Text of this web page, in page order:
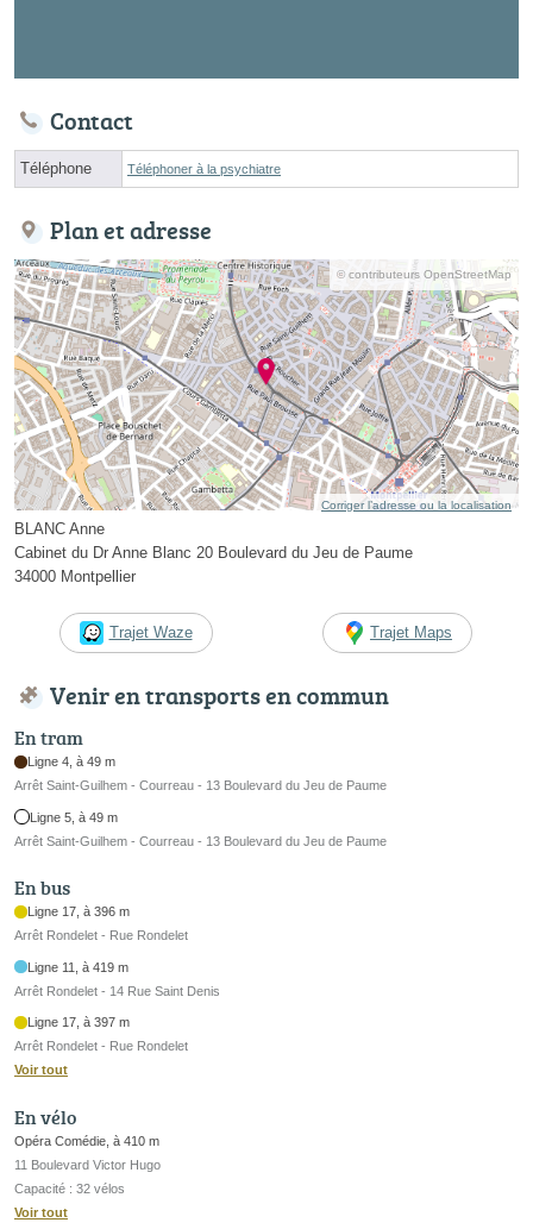
Contact
Téléphone Téléphoner à la psychiatre
Plan et adresse
© contributeurs OpenStreetMap
Corriger l’adresse ou la localisation
BLANC Anne
Cabinet du Dr Anne Blanc 20 Boulevard du Jeu de Paume
34000 Montpellier
Trajet Waze Trajet Maps
Venir en transports en commun
En tram
Ligne 4, à 49 m
Arrêt Saint-Guilhem - Courreau - 13 Boulevard du Jeu de Paume
Ligne 5, à 49 m
Arrêt Saint-Guilhem - Courreau - 13 Boulevard du Jeu de Paume
En bus
Ligne 17, à 396 m
Arrêt Rondelet - Rue Rondelet
Ligne 11, à 419 m
Arrêt Rondelet - 14 Rue Saint Denis
Ligne 17, à 397 m
Arrêt Rondelet - Rue Rondelet
Voir tout
En vélo
Opéra Comédie, à 410 m
11 Boulevard Victor Hugo
Capacité : 32 vélos
Voir tout